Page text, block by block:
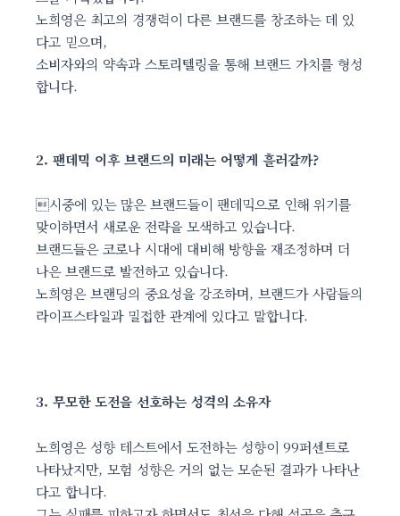
노희영은 최고의 경쟁력이 다른 브랜드를 창조하는 데 있
다고 믿으며,
소비자와의 약속과 스토리텔링을 통해 브랜드 가치를 형성
합니다.
2. 팬데믹 이후 브랜드의 미래는 어떻게 흘러갈까?
시중에 있는 많은 브랜드들이 팬데믹으로 인해 위기를
맞이하면서 새로운 전략을 모색하고 있습니다.
브랜드들은 코로나 시대에 대비해 방향을 재조정하며 더
나은 브랜드로 발전하고 있습니다.
노희영은 브랜딩의 중요성을 강조하며, 브랜드가 사람들의
라이프스타일과 밀접한 관계에 있다고 말합니다.
3. 무모한 도전을 선호하는 성격의 소유자
노희영은 성향 테스트에서 도전하는 성향이 99퍼센트로
나타났지만, 모험 성향은 거의 없는 모순된 결과가 나타난
다고 합니다.